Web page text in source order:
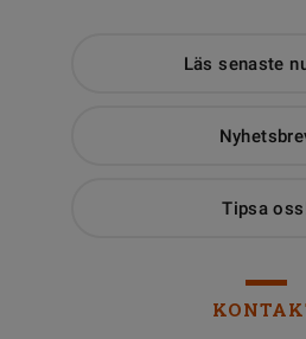
Läs senaste
Tipsa